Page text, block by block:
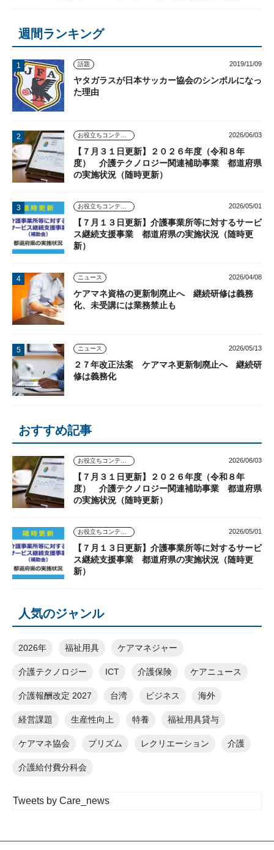
週間ランキング
話題 2019/11/09
ヤタガラスが日本サッカー協会のシンボルになっ
た理由
お役立ちコンテンツ 2026/06/03
【７月３１日更新】２０２６年度（令和８年
度） 介護テクノロジー関連補助事業 都道府県
の実施状況（随時更新）
お役立ちコンテンツ 2026/05/01
【７月１３日更新】介護事業所等に対するサービ
ス継続支援事業 都道府県の実施状況（随時更
新）
ニュース 2026/04/08
ケアマネ資格の更新制廃止へ 継続研修は義務
化、未受講には業務禁止も
ニュース 2026/05/13
２７年改正法案 ケアマネ更新制廃止へ 継続研
修は義務化
おすすめ記事
お役立ちコンテンツ 2026/06/03
【７月３１日更新】２０２６年度（令和８年
度） 介護テクノロジー関連補助事業 都道府県
の実施状況（随時更新）
お役立ちコンテンツ 2026/05/01
【７月１３日更新】介護事業所等に対するサービ
ス継続支援事業 都道府県の実施状況（随時更
新）
人気のジャンル
2026年 福祉用具 ケアマネジャー
介護テクノロジー ICT 介護保険 ケアニュース
介護報酬改定 2027 台湾 ビジネス 海外
経営課題 生産性向上 特養 福祉用具貸与
ケアマネ協会 プリズム レクリエーション 介護
介護給付費分科会
Tweets by Care_news